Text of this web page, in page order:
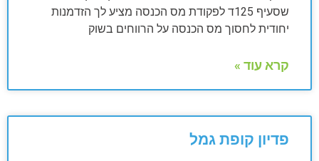
שסעיף 125ד לפקודת מס הכנסה מציע לך הזדמנות
יחודית לחסוך מס הכנסה על הרווחים בשוק
קרא עוד »
פדיון קופת גמל